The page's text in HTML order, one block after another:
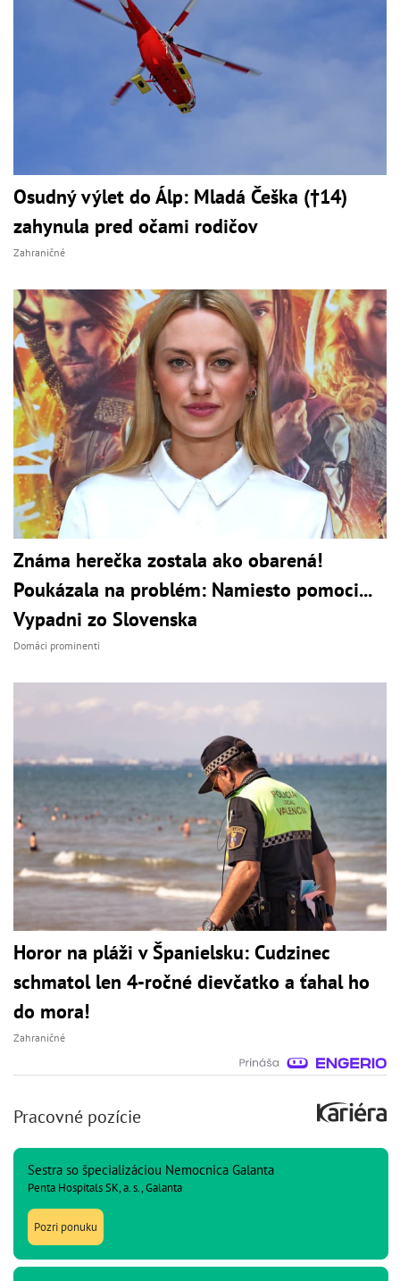
Osudný výlet do Álp: Mladá Češka (†14)
zahynula pred očami rodičov
Zahraničné
Známa herečka zostala ako obarená!
Poukázala na problém: Namiesto pomoci...
Vypadni zo Slovenska
Domáci prominenti
Horor na pláži v Španielsku: Cudzinec
schmatol len 4-ročné dievčatko a ťahal ho
do mora!
Zahraničné
Pracovné pozície
Sestra so špecializáciou Nemocnica Galanta
Penta Hospitals SK, a. s., Galanta
Pozri ponuku